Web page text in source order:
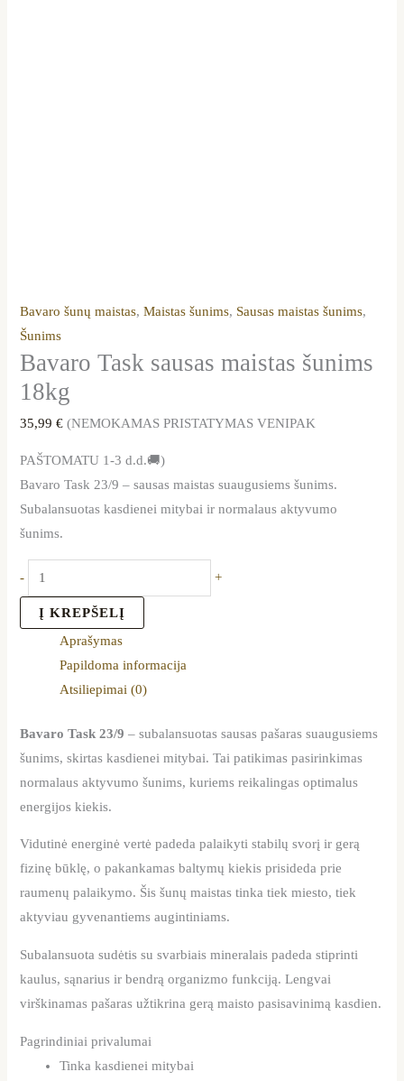
Bavaro šunų maistas,Maistas šunims, Sausas maistas šunims,
Šunims
Bavaro Task sausas maistas šunims
18kg
35,99€ (NEMOKAMAS PRISTATYMAS VENIPAK
PAŠTOMATU 1-3 d.d.🚚)
Bavaro Task 23/9 – sausas maistas suaugusiems šunims.
Subalansuotas kasdienei mitybai ir normalaus aktyvumo
šunims.
- +
Į KREPŠELĮ
Aprašymas
Papildoma informacija
Atsiliepimai (0)
Bavaro Task 23/9 – subalansuotas sausas pašaras suaugusiems
šunims, skirtas kasdienei mitybai. Tai patikimas pasirinkimas
normalaus aktyvumo šunims, kuriems reikalingas optimalus
energijos kiekis.
Vidutinė energinė vertė padeda palaikyti stabilų svorį ir gerą
fizinę būklę, o pakankamas baltymų kiekis prisideda prie
raumenų palaikymo. Šis šunų maistas tinka tiek miesto, tiek
aktyviau gyvenantiems augintiniams.
Subalansuota sudėtis su svarbiais mineralais padeda stiprinti
kaulus, sąnarius ir bendrą organizmo funkciją. Lengvai
virškinamas pašaras užtikrina gerą maisto pasisavinimą kasdien.
Pagrindiniai privalumai
Tinka kasdienei mitybai